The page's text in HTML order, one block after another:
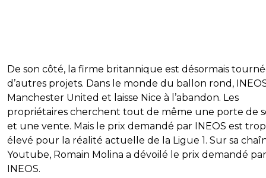
De son côté, la firme britannique est désormais
d’autres projets. Dans le monde du ballon rond,
Manchester United et laisse Nice à l’abandon. Les
propriétaires cherchent tout de même une porte de
et une vente. Mais le prix demandé par INEOS est trop
élevé pour la réalité actuelle de la Ligue 1. Sur sa
Youtube, Romain Molina a dévoilé le prix demandé par
INEOS.